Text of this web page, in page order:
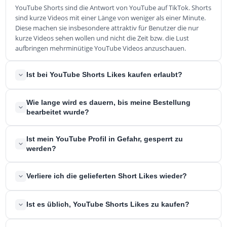
YouTube Shorts sind die Antwort von YouTube auf TikTok. Shorts
sind kurze Videos mit einer Länge von weniger als einer Minute.
Diese machen sie insbesondere attraktiv für Benutzer die nur
kurze Videos sehen wollen und nicht die Zeit bzw. die Lust
aufbringen mehrminütige YouTube Videos anzuschauen.
Ist bei YouTube Shorts Likes kaufen erlaubt?
Ja, das Kaufen von YouTube Shorts Likes kaufen verstößt weder
gegen irgendwelchen Gesetze, noch gegen die
keine technischen Hilfsmittel und nehmen keine Manipulationen
am Algorithmus von YouTube vor, die die Gefahr mit sich
bringen, dass die AGBs von der Plattform verletzt werden.
Wie lange wird es dauern, bis meine Bestellung
bearbeitet wurde?
Wenn Sie bei YouTube Shorts Likes kaufen, können Sie mit einer
Lieferung innerhalb von 48 Stunden nach Ihrer Zahlung rechnen.
Produkte stückweise über einen längeren Zeitraum verteilt
geliefert werden.
Ist mein YouTube Profil in Gefahr, gesperrt zu
werden?
Nein, Ihr Profil wird nicht gesperrt oder gar gelöscht werden. Wir
Nutzerinnen und Nutzern. Aufgrund dieses Vorgehens werden
Verliere ich die gelieferten Short Likes wieder?
Nein, sie behalten die Likes auch langfristig. Sollten irgendwann
Ist es üblich, YouTube Shorts Likes zu kaufen?